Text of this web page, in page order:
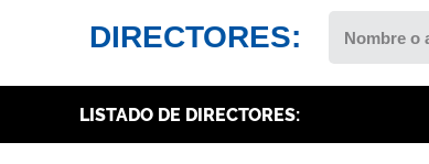
DIRECTORES:
LISTADO DE DIRECTORES: